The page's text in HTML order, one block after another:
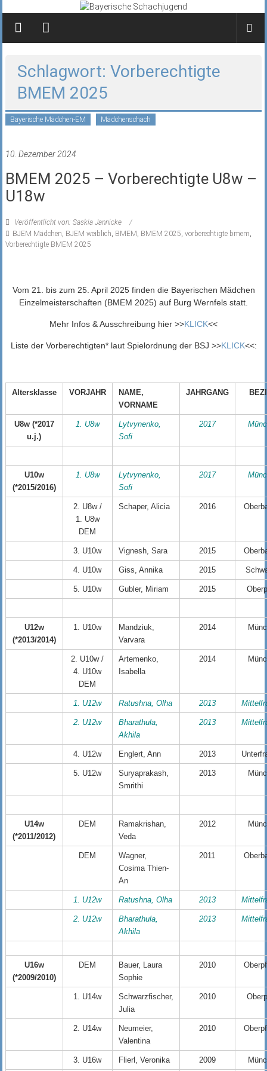
springen
Schlagwort: Vorberechtigte
BMEM 2025
Bayerische Mädchen-EM Mädchenschach
10. Dezember 2024
BMEM 2025 – Vorberechtigte U8w –
U18w
Veröffentlicht von: Saskia Jannicke
BJEM Mädchen BJEM weiblich BMEM BMEM 2025 vorberechtigte bmem
Vorberechtigte BMEM 2025
Vom 21. bis zum 25. April 2025 finden die Bayerischen Mädchen
Einzelmeisterschaften (BMEM 2025) auf Burg Wernfels statt.
Mehr Infos & Ausschreibung hier >>KLICK<<
Liste der Vorberechtigten* laut Spielordnung der BSJ >>KLICK<<:
Altersklasse VORJAHR
NAME,
VORNAME
JAHRGANG
U8w (*2017
u.j.)
1. U8w
Lytvynenko,
Sofi
2017
U10w
(*2015/2016)
1. U8w
Lytvynenko,
Sofi
2017
2. U8w /
1. U8w
DEM
Schaper, Alicia 2016
3. U10w Vignesh, Sara 2015
4. U10w Giss, Annika 2015
5. U10w Gubler, Miriam 2015
U12w
(*2013/2014)
1. U10w
Mandziuk,
Varvara
2014
2. U10w /
4. U10w
DEM
Artemenko,
Isabella
2014
1. U12w Ratushna, Olha 2013
2. U12w
Bharathula,
Akhila
2013
4. U12w Englert, Ann 2013
5. U12w
Suryaprakash,
Smrithi
2013
U14w
(*2011/2012)
DEM
Ramakrishan,
Veda
2012
DEM
Wagner,
Cosima Thien-
An
2011
1. U12w Ratushna, Olha 2013
2. U12w
Bharathula,
Akhila
2013
U16w
(*2009/2010)
DEM
Bauer, Laura
Sophie
2010
1. U14w
Schwarzfischer,
Julia
2010
2. U14w
Neumeier,
Valentina
2010
3. U16w Flierl, Veronika 2009